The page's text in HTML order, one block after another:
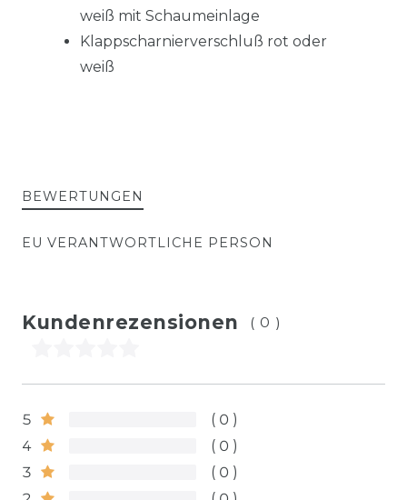
weiß mit Schaumeinlage
Klappscharnierverschluß rot oder
weiß
BEWERTUNGEN
EU VERANTWORTLICHE PERSON
Kundenrezensionen (0)
5
0
4
0
3
0